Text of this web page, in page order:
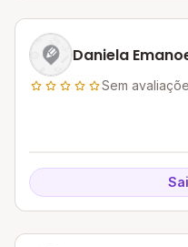
Daniela
Sem